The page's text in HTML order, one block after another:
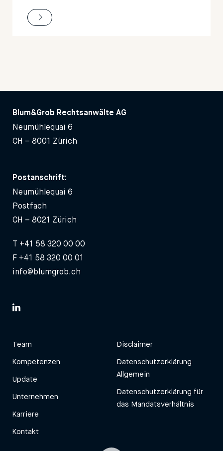
Blum&Grob Rechtsanwälte AG
Neumühlequai 6
CH – 8001 Zürich
Postanschrift:
Neumühlequai 6
Postfach
CH – 8021 Zürich
T +41 58 320 00 00
F +41 58 320 00 01
info@blumgrob.ch
Team
Kompetenzen
Update
Unternehmen
Karriere
Kontakt
Disclaimer
Datenschutzerklärung
Allgemein
Datenschutzerklärung für
das Mandatsverhältnis